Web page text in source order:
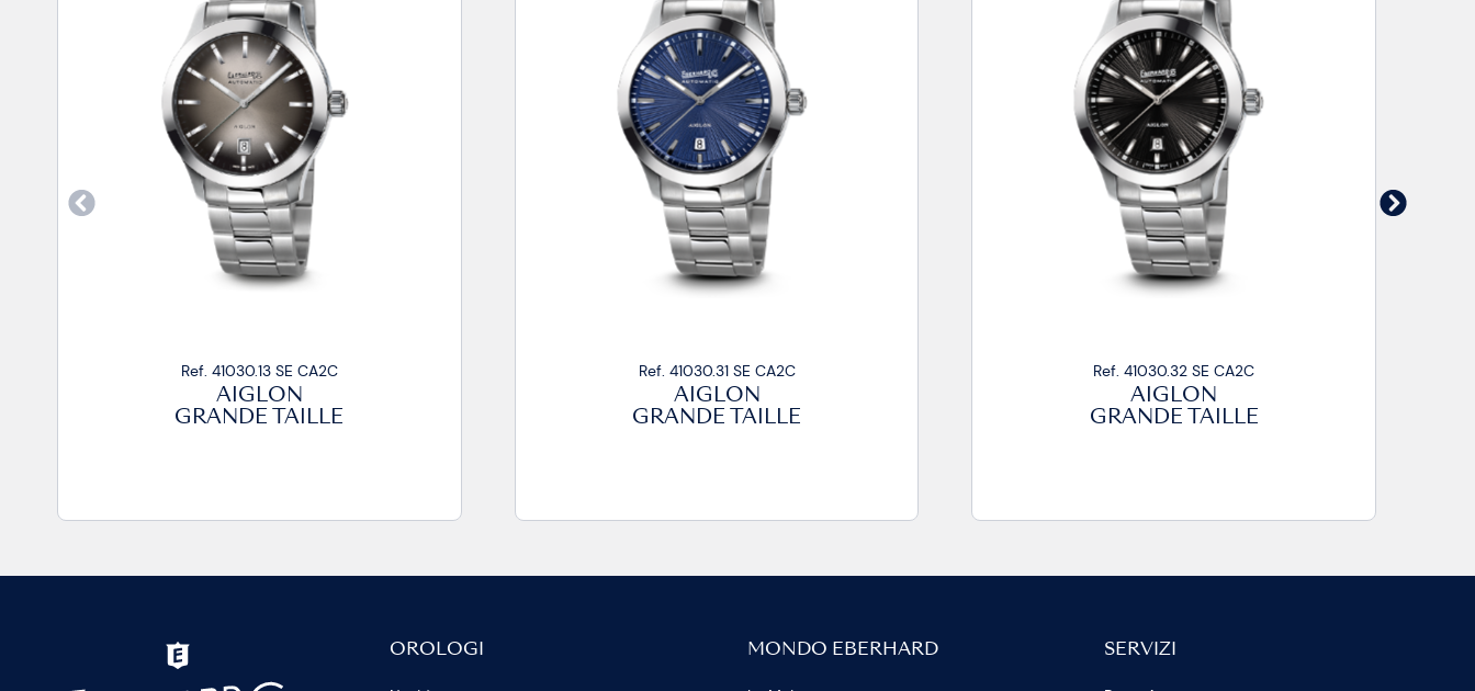
Ref. 41030.31 SE CA2C
AIGLON
GRANDE TAILLE
Ref. 41030.32 SE CA2C
AIGLON
GRANDE TAILLE
Ref. 41030.30 SE CP
AIGLON
GRANDE TAILLE
OROLOGI MONDO EBERHARD SERVIZI